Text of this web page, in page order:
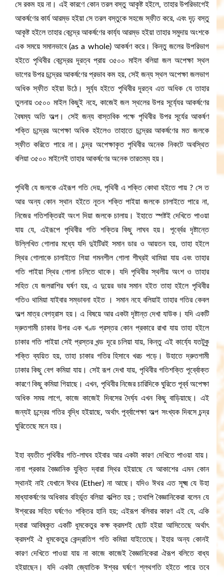
সে রকম হয় না। এই কারণে কোন তরল বস্তু আকৃষ্ট হইলে, তাহার উপরিভাগেই
আকর্ষণের কার্য আরম্ভ হইয়া সে তরল বস্তুকে সহজে স্ফীত করে, এবং দৃঢ় বস্তু
আকৃষ্ট হইলে তাহার কেন্দ্রে আকর্ষণের কার্য্য আরম্ভ হইয়া তাহার সমুদায় অংশকে
এক সময়ে সমানভাবে (as a whole) আকর্ষণ করে। কিন্তু জলের উপরিভাগ
হইতে পৃথিবীর কেন্দ্রের দূরত্ব প্রায় ৩৫০০ মাইল বলিয়া জল অপেক্ষা স্থল
ভাগের উপর চন্দ্রের আকর্ষণের প্রভাব কম হয়, সেই জন্য স্থল অপেক্ষা জলভাগ
অধিক স্ফীত হইয়া উঠে। সূর্য্য হইতে পৃথিবীর দূরত্ব এত অধিক যে তাহার
তুলনায় ৩৫০০ মাইল কিছুই নহে, কাজেই জল স্থলের উপর সূর্য্যের আকর্ষণের
বৈষম্য অতি অল্প। সেই জন্য বাস্তবিক পক্ষে পৃথিবীর উপর সূর্যের আকর্ষণ
শক্তি চন্দ্রের অপেক্ষা অধিক হইলেও তাহাতে চন্দ্রের আকর্ষণের মত জলকে
স্ফীত করিতে পারে না। চন্দ্র অপেক্ষাকৃত পৃথিবীর অনেক নিকটে অবস্থিত
বলিয়া ৩৫০০ মাইলেই তাহার আকর্ষণের অনেক তারতম্য হয়।
পৃথিবী যে জলকে এইরূপ গতি দেয়, পৃথিবী এ শক্তি কোথা হইতে পায় ? সে ত
আর অন্য কোন স্থান হইতে নূতন শক্তি পাইয়া জলকে চালাইতে পারে না,
নিজের গতিশক্তিরই অংশ দিয়া জলকে চালায়। ইহাতে স্পষ্টই দেখিতে পাওয়া
যায় যে, এইরূপে পৃথিবীর গতি শক্তির কিছু লাঘব হয়। পূর্ব্বের দৃষ্টান্তে
উল্লিখিত গোলার মধ্যে যদি দুইটিরই সমান ডার ও আয়তন হয়, তাহা হইলে
স্থির গোলাকে চালাইতে গিয়া গমনশীল গোলা শীঘ্রই থামিয়া যায় এবং তাহার
গতি পাইয়া স্থির গোলা চলিতে থাকে। যদি পৃথিবীর স্থলীয় অংশ ও তাহার
সহিত যে জলরাশির ঘর্ষণ হয়, এ দুয়ের ভার সমান হইত তাহা হইলে পৃথিবীর
গতিও থামিয়া যাইবার সম্ভাবনা হইত । সমান নহে বলিয়াই তাহার গতির কেবল
অল্প মাত্র বেগহ্রাস হয়। এ বিষয়ে আর একটা দৃষ্টান্ত দেখা যাউক। যদি একটি
দ্রুতগামী চাকার উপর এক খণ্ড প্রস্তর কোন প্রকারে রাখা যায় তাহা হইলে
চাকার গতি পাইয়া সেই প্রস্তর খন্ড দূরে চলিয়া যায়, কিন্তু এই কার্য্যে যতটুকু
শক্তি ব্যয়িত হয়, তাহা চাকার গতির হিসাবে খরচ পড়ে। উহাতে দ্রুতগামী
ঢাকার কিছু বেগ কমিয়া যায়। সেই রূপ দেখা যায়, পৃথিবীর গতিশক্তি পূর্ব্বোক্ত
কারণে কিছু কমিয়া গিয়াছে। এখন, পৃথিবীর নিজের চারিদিকে ঘুরিতে পূর্ব্ব অপেক্ষা
অধিক সময় লাগে, কাজে কাজেই দিবসের দৈর্ঘ্য এখন কিছু বাড়িয়াছে। এই
জন্যই চন্দ্রের গতির বৃদ্ধি হইয়াছে, অর্থাৎ পূর্ব্বাপেক্ষা অল্প সংখ্যক দিবসে চন্দ্র
ঘুরিতেছে মনে হয়।
ইহা ব্যতীত পৃথিবীর গতি-লাঘব হইবার আর একটা কারণ দেখিতে পাওয়া যায়।
নানা প্রকার বৈজ্ঞানিক যুক্তি দ্বারা স্থির হইয়াছে যে আকাশের এমন কোন
স্থানই নাই যেখানে ঈথর (Ether) না আছে। যদিও ঈথর এত সূক্ষ্ম যে উহা
মাধ্যাকর্ষণের অধিকার বহির্ভূত বলিয়া কল্পিত হয় ; তথাপি বৈজ্ঞানিকেরা বলেন যে
ঈশ্বরের সহিত ঘর্ষণেও শক্তির হানি হয়; এইরূপ বলিবার কারণ এই যে, একি
দ্বারা আবিষ্কৃত একটি ধূমকেতুর কক্ষ ক্রমশ‍ই ছোট হইয়া আসিতেছে অর্থাৎ
ক্রমশই ঐ ধূমকেতুর কেন্দ্রাতিগ গতি কমিয়া যাইতেছে। ইহার অন্য কোনই
কারণ দেখিতে পাওয়া যায় না কাজে কাজেই বৈজ্ঞানিকেরা ঐরূপ বলিতে বাধ্য
হইয়াছেন। যদি একটা জ্যোতিক ঈশ্বর ঘর্ষণে শ্লথগতি হইতে পারে তবে